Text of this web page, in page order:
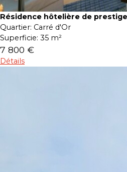
Résidence hôtelière de
Quartier: Carré d'Or
Superficie: 35 m²
7 800 €
Détails